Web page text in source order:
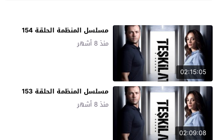
02:15:05
مسلسل المنظمة الحلقة 154
منذ 8 أشهر
02:09:08
مسلسل المنظمة الحلقة 153
منذ 8 أشهر